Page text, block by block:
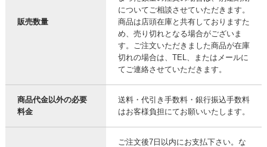
販売数量
についてご相談させていただきます。
商品は店頭在庫と共有しておりますた
め、売り切れとなる場合がございま
す。ご注文いただきました商品が在庫
切れの場合は、TEL、またはメールに
てご連絡させていただきます。
商品代金以外の必要
料金
送料・代引き手数料・銀行振込手数料
はお客様負担にてお願いいたします。
ご注文後7日以内にお支払下さい。な